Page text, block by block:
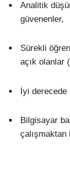
Analitik
güvenenler,
Sürekli
açık olanlar
İyi derecede
Bilgisayar
çalışmaktan